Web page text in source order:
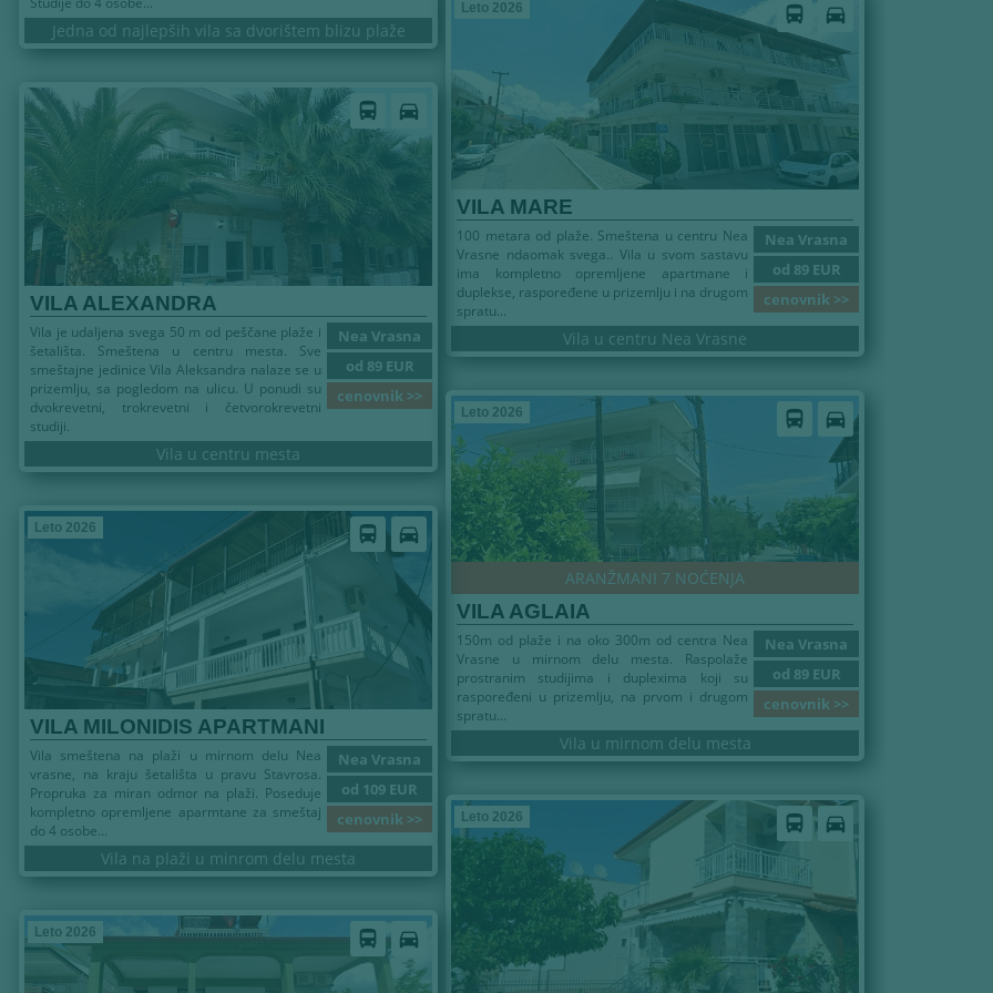
Jedna od najlepših vila sa dvorištem blizu plaže
Leto 2026 directions_bus directions_car
VILA MARE
Nea Vrasna
od 89 EUR
cenovnik >>
100 metara od plaže. Smeštena u centru Nea
Vrasne ndaomak svega.. Vila u svom sastavu
ima kompletno opremljene apartmane i
duplekse, raspoređene u prizemlju i na drugom
spratu...
Vila u centru Nea Vrasne
directions_bus directions_car
VILA ALEXANDRA
Nea Vrasna
od 89 EUR
cenovnik >>
Vila je udaljena svega 50 m od peščane plaže i
šetališta. Smeštena u centru mesta. Sve
smeštajne jedinice Vila Aleksandra nalaze se u
prizemlju, sa pogledom na ulicu. U ponudi su
dvokrevetni, trokrevetni i četvorokrevetni
studiji.
Vila u centru mesta
Leto 2026 directions_bus directions_car
ARANŽMANI 7 NOĆENJA
VILA AGLAIA
Nea Vrasna
od 89 EUR
cenovnik >>
150m od plaže i na oko 300m od centra Nea
Vrasne u mirnom delu mesta. Raspolaže
prostranim studijima i duplexima koji su
raspoređeni u prizemlju, na prvom i drugom
spratu...
Vila u mirnom delu mesta
Leto 2026 directions_bus directions_car
VILA MILONIDIS APARTMANI
Nea Vrasna
od 109 EUR
cenovnik >>
Vila smeštena na plaži u mirnom delu Nea
vrasne, na kraju šetališta u pravu Stavrosa.
Propruka za miran odmor na plaži. Poseduje
kompletno opremljene aparmtane za smeštaj
do 4 osobe...
Vila na plaži u minrom delu mesta
Leto 2026 directions_bus directions_car
Leto 2026 directions_bus directions_car